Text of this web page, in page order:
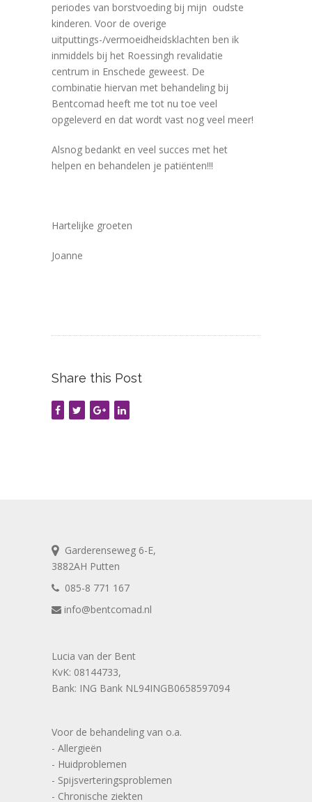
periodes van borstvoeding bij mijn oudste
kinderen. Voor de overige
uitputtings-/vermoeidheidsklachten ben ik
inmiddels bij het Roessingh revalidatie
centrum in Enschede geweest. De
combinatie hiervan met behandeling bij
Bentcomad heeft me tot nu toe veel
opgeleverd en dat wordt vast nog veel meer!
Alsnog bedankt en veel succes met het
helpen en behandelen je patiënten!!!
Hartelijke groeten
Joanne
Share this Post
Garderenseweg 6-E,
3882AH Putten
085-8 771 167
info@bentcomad.nl
Lucia van der Bent
KvK: 08144733,
Bank: ING Bank NL94INGB0658597094
Voor de behandeling van o.a.
- Allergieën
- Huidproblemen
- Spijsverteringsproblemen
- Chronische ziekten